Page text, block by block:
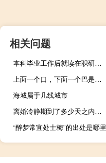
相关问题
本科毕业工作后就读在职研究生是否有必要
上面一个口，下面一个巴是什么字
海城属于几线城市
离婚冷静期到了多少天之内去办理
“醉梦常宜处士梅”的出处是哪里